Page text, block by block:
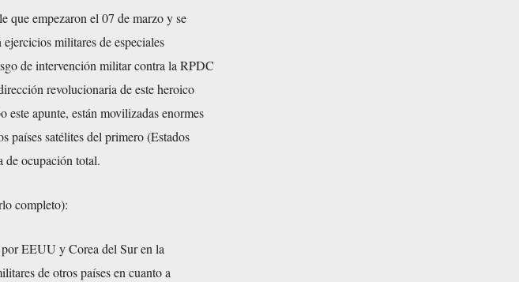
que empezaron el 07 de marzo y se
militares de especiales
de intervención militar contra la RPDC
revolucionaria de este heroico
apunte, están movilizadas enormes
países satélites del primero (Estados
de ocupación total.
completo):
EEUU y Corea del Sur en la
de otros países en cuanto a